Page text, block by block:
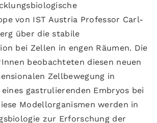
von IST Austria Professor Carl-
über die stabile
bei Zellen in engen Räumen. Die
beobachteten diesen neuen
Zellbewegung in
gastrulierenden Embryos bei
Modellorganismen werden in
zur Erforschung der